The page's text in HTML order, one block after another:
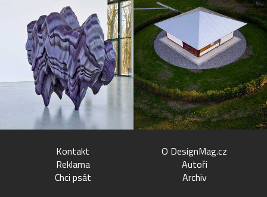
Kontakt
Reklama
Chci psát
O DesignMag.cz
Autoři
Archiv